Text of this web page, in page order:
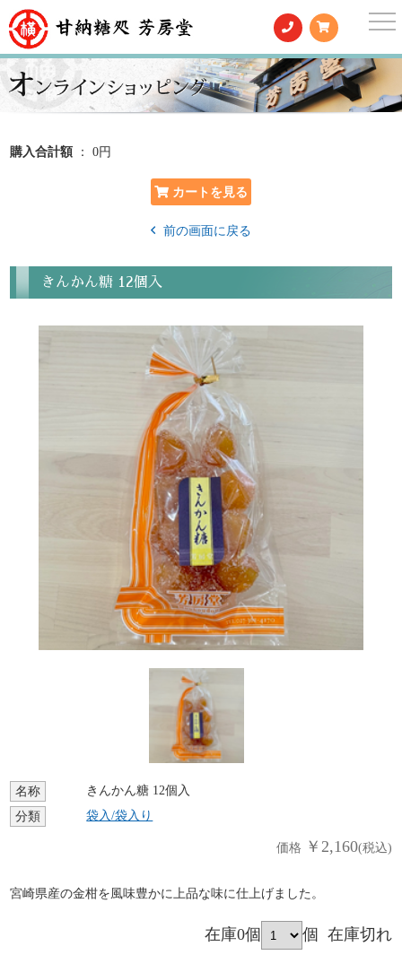
購入合計額 ： 0円
前の画面に戻る
きんかん糖 12個入
名称
きんかん糖 12個入
分類
袋入/袋入り
価格 ￥2,160(税込)
宮崎県産の金柑を風味豊かに上品な味に仕上げました。
在庫0個 個 在庫切れ